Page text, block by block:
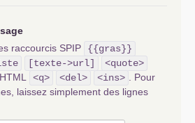
raccourcis SPIP
{{gras}}
[texte->url]
<quote>
<q> <del> <ins>
. Pour
laissez simplement des lignes